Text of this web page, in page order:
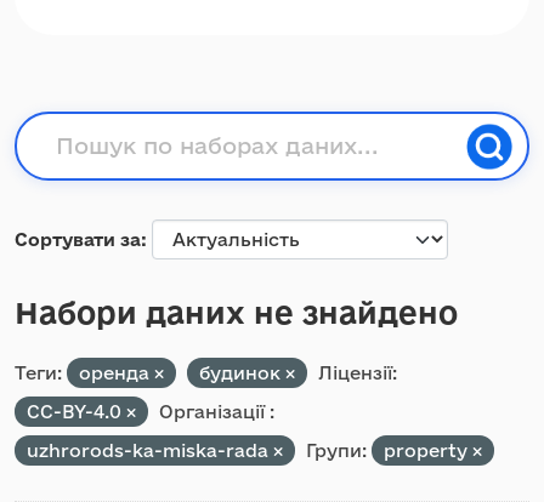
Сортувати за
Набори даних не знайдено
Теги: оренда будинок
Ліцензії:
CC-BY-4.0
Організації :
uzhrorods-ka-miska-rada
Групи: property